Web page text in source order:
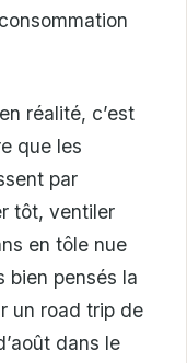
réalité, c’est
que les
par
tôt, ventiler
en tôle nue
bien pensés la
un road trip de
dans le